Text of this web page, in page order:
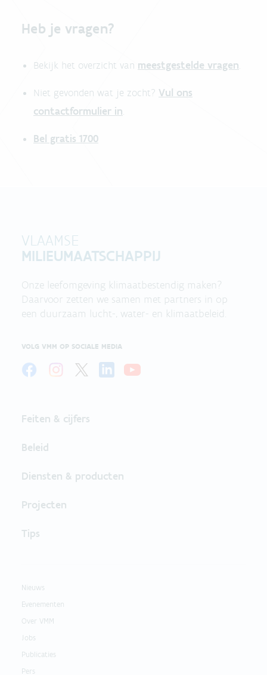
Heb je vragen?
Bekijk het overzicht van meestgestelde vragen.
Niet gevonden wat je zocht? Vul ons
contactformulier in.
Bel gratis 1700
VLAAMSE
MILIEUMAATSCHAPPIJ
Onze leefomgeving klimaatbestendig maken?
Daarvoor zetten we samen met partners in op
een duurzaam lucht-, water- en klimaatbeleid.
VOLG VMM OP SOCIALE MEDIA
Feiten & cijfers
Beleid
Diensten & producten
Projecten
Tips
Nieuws
Evenementen
Over VMM
Jobs
Publicaties
Pers